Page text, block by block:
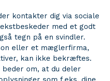
kontakter dig via sociale
med et godt
tegn på en svindler.
eller et mæglerfirma,
kan ikke bekræftes.
om, at du deler